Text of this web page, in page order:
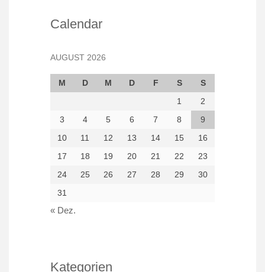
Calendar
AUGUST 2026
M D M D F S
S
1
2
3
4 5 6 7 8
9
10
11 12 13 14 15
16
17
18 19 20 21 22
23
24
25 26 27 28 29
30
31
« Dez.
Kategorien